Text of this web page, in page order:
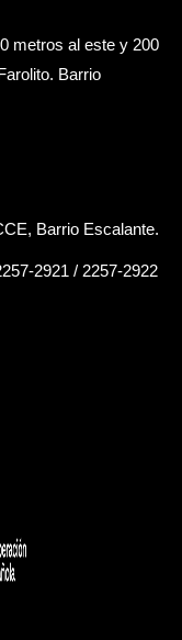
metros al este y 200
Barrio
Barrio Escalante.
2921 / 2257-2922